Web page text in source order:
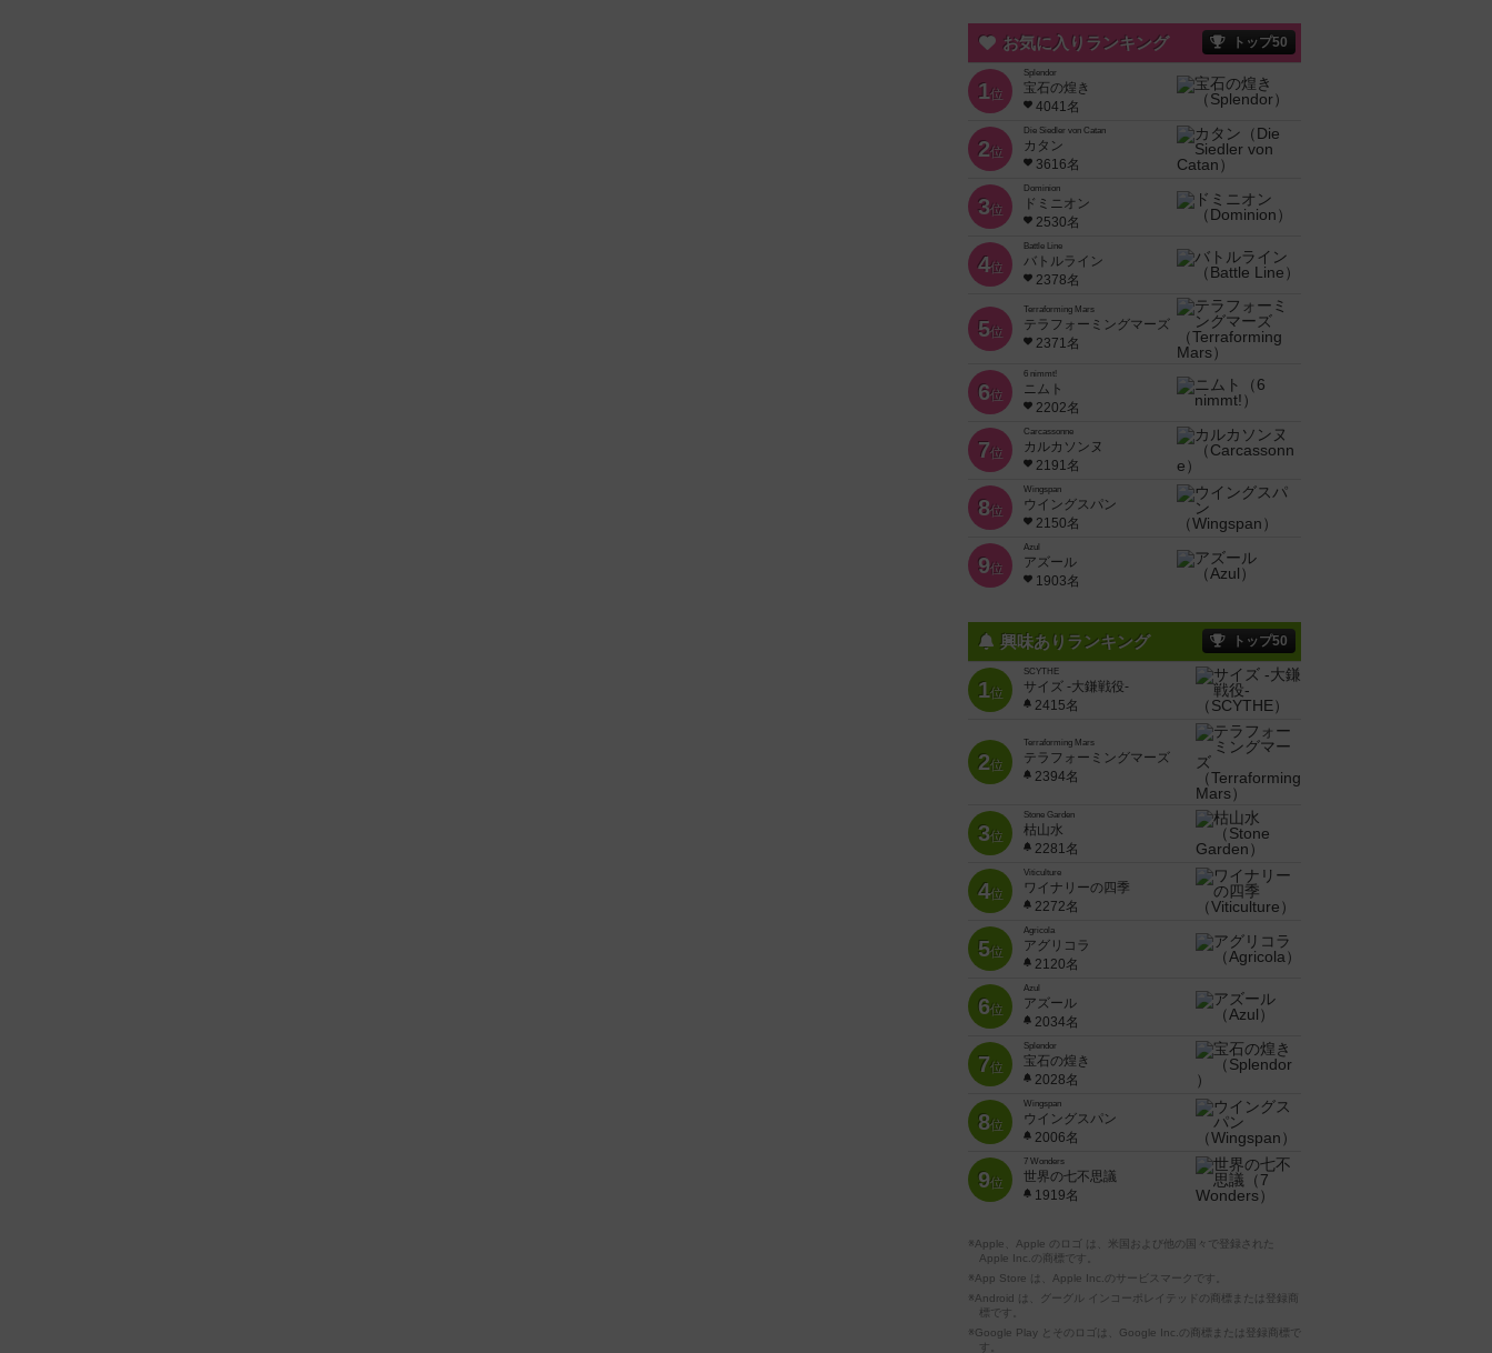
お気に入りランキング トップ50
1位
Splendor
宝石の煌き
4041名
2位
Die Siedler von Catan
カタン
3616名
3位
Dominion
ドミニオン
2530名
4位
Battle Line
バトルライン
2378名
5位
Terraforming Mars
テラフォーミングマーズ
2371名
6位
6 nimmt!
ニムト
2202名
7位
Carcassonne
カルカソンヌ
2191名
8位
Wingspan
ウイングスパン
2150名
9位
Azul
アズール
1903名
興味ありランキング トップ50
1位
SCYTHE
サイズ -大鎌戦役-
2415名
2位
Terraforming Mars
テラフォーミングマーズ
2394名
3位
Stone Garden
枯山水
2281名
4位
Viticulture
ワイナリーの四季
2272名
5位
Agricola
アグリコラ
2120名
6位
Azul
アズール
2034名
7位
Splendor
宝石の煌き
2028名
8位
Wingspan
ウイングスパン
2006名
9位
7 Wonders
世界の七不思議
1919名
※Apple、Apple のロゴ は、米国および他の国々で登録された
Apple Inc.の商標です。
※App Store は、Apple Inc.のサービスマークです。
※Android は、グーグル インコーポレイテッドの商標または登録商
標です。
※Google Play とそのロゴは、Google Inc.の商標または登録商標で
す。